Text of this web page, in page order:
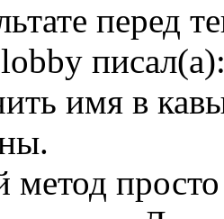
перед
имя в
метод